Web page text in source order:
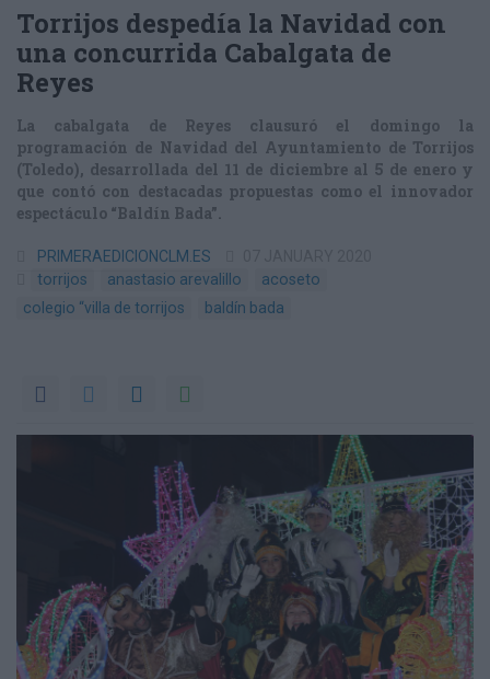
Torrijos despedía la Navidad con
una concurrida Cabalgata de
Reyes
La cabalgata de Reyes clausuró el domingo la
programación de Navidad del Ayuntamiento de Torrijos
(Toledo), desarrollada del 11 de diciembre al 5 de enero y
que contó con destacadas propuestas como el innovador
espectáculo “Baldín Bada”.
PRIMERAEDICIONCLM.ES
torrijos
anastasio arevalillo
acoseto
colegio “villa de torrijos
baldín bada